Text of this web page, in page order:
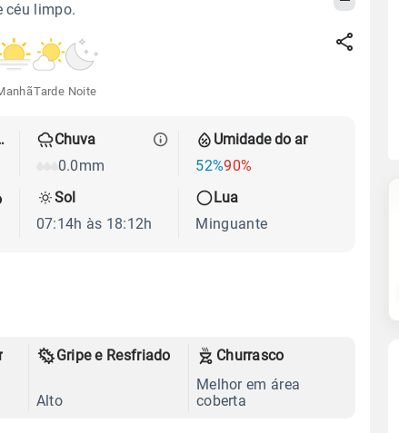
céu limpo.
Tarde Noite
Chuva
0.0mm
Umidade do ar
52%90%
Sol
07:14h às 18:12h
Lua
Minguante
Gripe e Resfriado
Alto
Churrasco
Melhor em área
coberta